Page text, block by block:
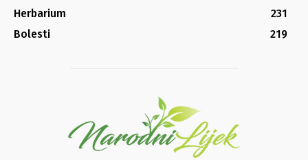
Herbarium
231
Bolesti
219